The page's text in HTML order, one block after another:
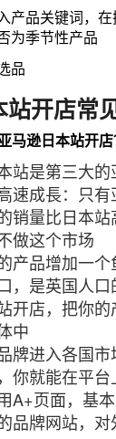
产品关键词，
为季节性产品
站开店常
马逊日本站开店
站是第三大的
速成長：只
销量比日本
做这个市场
产品增加一
，是英国人
开店，把你
中
牌进入各国
你就能在平台
A+页面，基
品牌网站，